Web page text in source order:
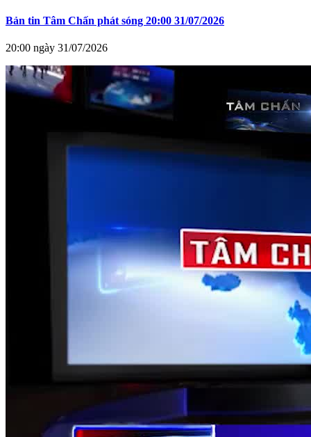
Bản tin Tâm Chấn phát sóng 20:00 31/07/2026
20:00 ngày 31/07/2026